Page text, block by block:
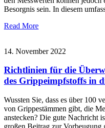
Besorgnis sein. In diesem
Read More
14. November 2022
Richtlinien für die
des Grippeimpfstoffs in
Wussten Sie, dass es über 100
von Grippestämmen gibt, die
anstecken? Die gute Nachricht
großen Beitrag zur Vorbeugung